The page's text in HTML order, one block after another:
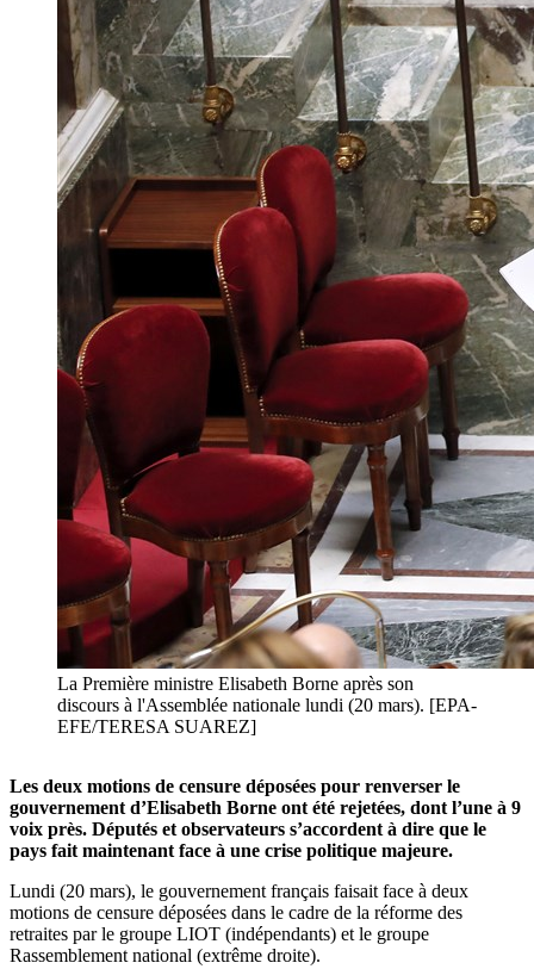
La Première ministre Elisabeth Borne après son
discours à l'Assemblée nationale lundi (20 mars). [EPA-
EFE/TERESA SUAREZ]
Les deux motions de censure déposées pour renverser le
gouvernement d’Elisabeth Borne ont été rejetées, dont l’une à 9
voix près. Députés et observateurs s’accordent à dire que le
pays fait maintenant face à une crise politique majeure.
Lundi (20 mars), le gouvernement français faisait face à deux
motions de censure déposées dans le cadre de la réforme des
retraites par le groupe LIOT (indépendants) et le groupe
Rassemblement national (extrême droite).